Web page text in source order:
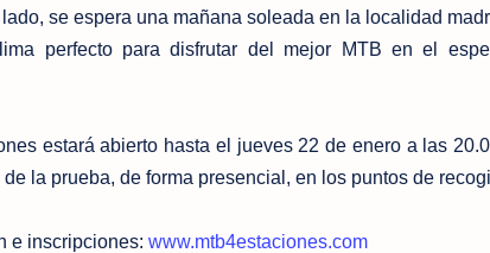
se espera una mañana soleada en la localidad
perfecto para disfrutar del mejor MTB en el
estará abierto hasta el jueves 22 de enero a las
la prueba, de forma presencial, en los puntos de
e inscripciones: www.mtb4estaciones.com